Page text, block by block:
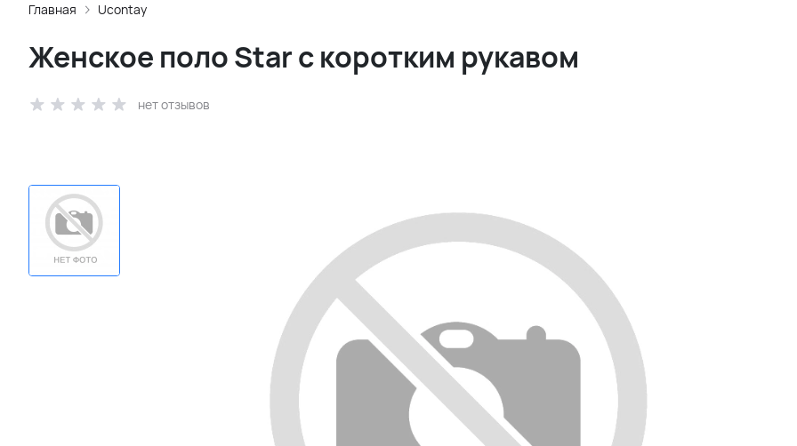
Главная Ucontay
Женское поло Star с коротким рукавом
нет отзывов